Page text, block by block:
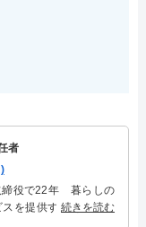
者
締役で22年 暮らしの
を提供する株式会社
続きを読む